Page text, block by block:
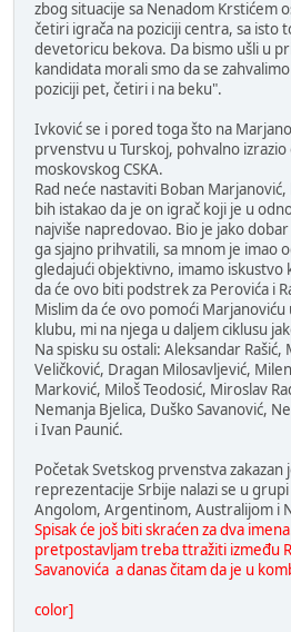
zbog situacije sa Nenadom Krstićem
četiri igrača na poziciji centra, sa isto
devetoricu bekova. Da bismo ušli u
kandidata morali smo da se
poziciji pet, četiri i na beku".
Ivković se i pored toga što na
prvenstvu u Turskoj, pohvalno
moskovskog CSKA.
Rad neće nastaviti Boban
bih istakao da je on igrač koji je u
najviše napredovao. Bio je jako
ga sjajno prihvatili, sa mnom je imao
gledajući objektivno, imamo iskustvo
da će ovo biti podstrek za Perovića i
Mislim da će ovo pomoći
klubu, mi na njega u daljem ciklusu
Na spisku su ostali: Aleksandar Rašić,
Veličković, Dragan Milosavljević,
Marković, Miloš Teodosić, Miroslav
Nemanja Bjelica, Duško Savanović,
i Ivan Paunić.
Početak Svetskog prvenstva zakazan
reprezentacije Srbije nalazi se u
Angolom, Argentinom, Australijom i
Spisak će još biti skraćen za dva
pretpostavljam treba ttražiti između
Savanovića a danas čitam da je u
color]